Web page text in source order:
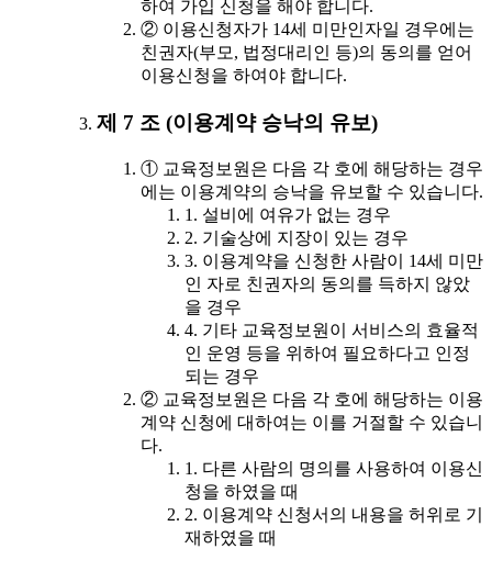
하여 가입 신청을 해야 합니다.
② 이용신청자가 14세 미만인자일 경우에는
친권자(부모, 법정대리인 등)의 동의를 얻어
이용신청을 하여야 합니다.
제 7 조 (이용계약 승낙의 유보)
① 교육정보원은 다음 각 호에 해당하는 경우
에는 이용계약의 승낙을 유보할 수 있습니다.
1. 설비에 여유가 없는 경우
2. 기술상에 지장이 있는 경우
3. 이용계약을 신청한 사람이 14세 미만
인 자로 친권자의 동의를 득하지 않았
을 경우
4. 기타 교육정보원이 서비스의 효율적
인 운영 등을 위하여 필요하다고 인정
되는 경우
② 교육정보원은 다음 각 호에 해당하는 이용
계약 신청에 대하여는 이를 거절할 수 있습니
다.
1. 다른 사람의 명의를 사용하여 이용신
청을 하였을 때
2. 이용계약 신청서의 내용을 허위로 기
재하였을 때